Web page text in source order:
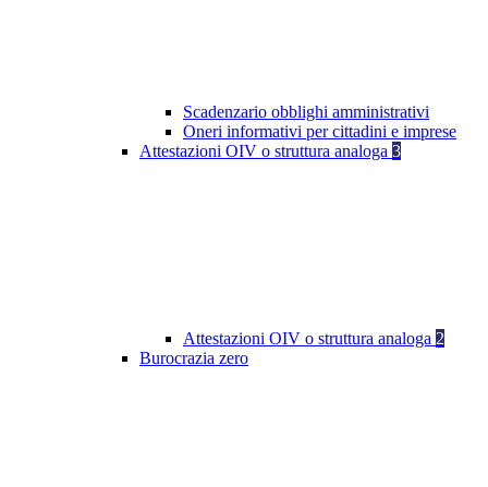
Scadenzario obblighi amministrativi
Oneri informativi per cittadini e imprese
Attestazioni OIV o struttura analoga 3
Attestazioni OIV o struttura analoga 2
Burocrazia zero